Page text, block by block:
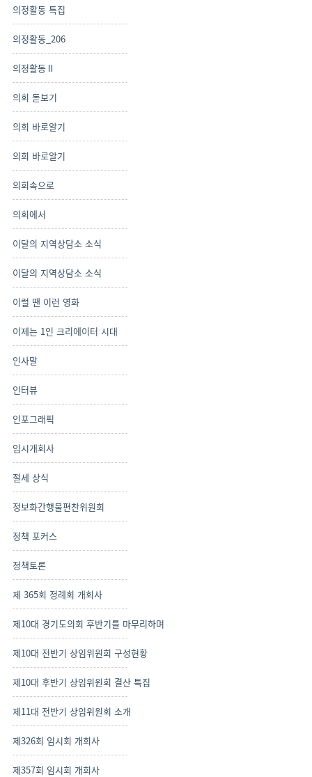
의정활동 특집
의정활동_206
의정활동Ⅱ
의회 돋보기
의회 바로알기
의회 바로알기
의회속으로
의회에서
이달의 지역상담소 소식
이달의 지역상담소 소식
이럴 땐 이런 영화
이제는 1인 크리에이터 시대
인사말
인터뷰
인포그래픽
임시개회사
절세 상식
정보화간행물편찬위원회
정책 포커스
정책토론
제 365회 정례회 개회사
제10대 경기도의회 후반기를 마무리하며
제10대 전반기 상임위원회 구성현황
제10대 후반기 상임위원회 결산 특집
제11대 전반기 상임위원회 소개
제326회 임시회 개회사
제357회 임시회 개회사